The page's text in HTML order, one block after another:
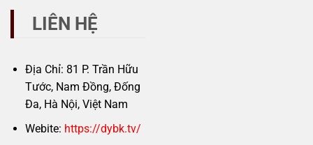
LIÊN HỆ
Địa Chỉ: 81 P. Trần Hữu
Tước, Nam Đồng, Đống
Đa, Hà Nội, Việt Nam
Webite: https://dybk.tv/